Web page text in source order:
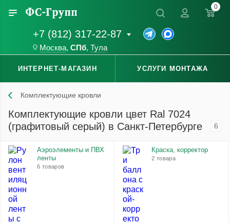
+7 (812) 317-22-87
Москва, СПб, Тула
0
ИНТЕРНЕТ-МАГАЗИН УСЛУГИ МОНТАЖА
Комплектующие кровли
Комплектующие кровли цвет Ral 7024
(графитовый серый) в Санкт-Петербурге
6
Аэроэлементы и ПВХ
ленты
6 товаров
Краска, корректор
2 товара